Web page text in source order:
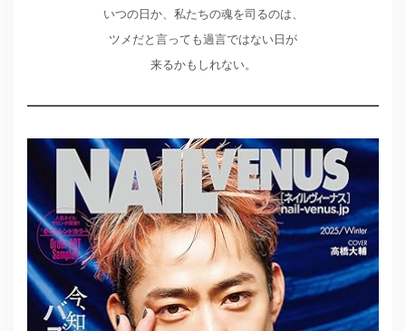
いつの日か、私たちの魂を司るのは、
ツメだと言っても過言ではない日が
来るかもしれない。